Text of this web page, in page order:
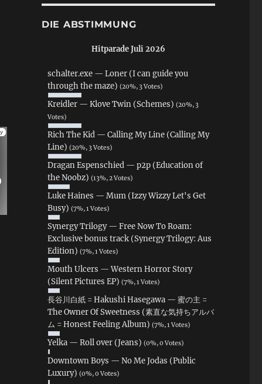
DIE ABSTIMMUNG
Hitparade Juli 2026
schalter.exe — Loner (I can guide you
through the maze) (20%, 3 Votes)
Kreidler — Klove Twin (Schemes) (20%, 3
Votes)
Rich The Kid — Calling My Line (Calling My
Line) (20%, 3 Votes)
Dragan Espenschied — p2p (Education of
the Noobz) (13%, 2 Votes)
Luke Haines — Mum (Izzy Wizzy Let's Get
Busy) (7%, 1 Votes)
Synergy Trilogy — Free Now To Roam:
Exclusive bonus track (Synergy Trilogy: Aus
Edition) (7%, 1 Votes)
Mouth Ulcers — Western Horror Story
(Silent Pictures EP) (7%, 1 Votes)
長谷川白紙 = Hakushi Hasegawa — 蜜の主 =
The Owner Of Sweetness (素直な気持ちアルバ
ム = Honest Feeling Album) (7%, 1 Votes)
Yelka — Roll over (Jeans) (0%, 0 Votes)
Downtown Boys — No Me Jodas (Public
Luxury) (0%, 0 Votes)